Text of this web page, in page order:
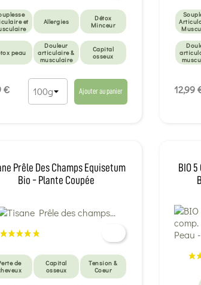
et
Allergies
Détox
Minceur
peau
Douleur
articulaire &
musculaire
Capital
osseux
Perte de
cheveux
Draineurs et
anti-cellulite
€ Ajouter au panier 12,99
Prêle Des Champs Equisetum
Bio - Plante Coupée
de
Capital
osseux
Tension &
Coeur
BIO